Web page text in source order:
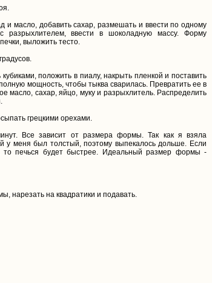
и масло, добавить сахар, размешать и ввести по одному
разрыхлителем, ввести в шоколадную массу. Форму
выложить тесто.
кубиками, положить в пиалу, накрыть пленкой и поставить
мощность, чтобы тыква сварилась. Превратить ее в
масло, сахар, яйцо, муку и разрыхлитель. Распределить
грецкими орехами.
Все зависит от размера формы. Так как я взяла
у меня был толстый, поэтому выпекалось дольше. Если
то печься будет быстрее. Идеальный размер формы -
нарезать на квадратики и подавать.